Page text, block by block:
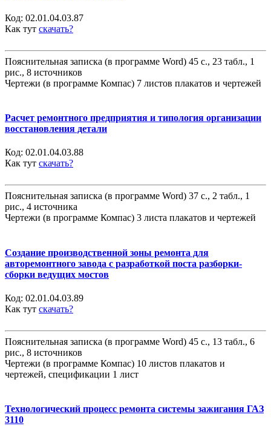
Код: 02.01.04.03.87
Как тут скачать?
Пояснительная записка (в программе Word) 45 с., 23 табл., 1
рис., 8 источников
Чертежи (в программе Компас) 7 листов плакатов и чертежей
Расчет ремонтного предприятия и типология организации
восстановления детали
Код: 02.01.04.03.88
Как тут скачать?
Пояснительная записка (в программе Word) 37 с., 2 табл., 1
рис., 4 источника
Чертежи (в программе Компас) 3 листа плакатов и чертежей
Создание производственной зоны ремонта для
авторемонтного завода с разработкой поста разборки-
сборки ведущих мостов
Код: 02.01.04.03.89
Как тут скачать?
Пояснительная записка (в программе Word) 45 с., 13 табл., 6
рис., 8 источников
Чертежи (в программе Компас) 10 листов плакатов и
чертежей, спецификации 1 лист
Технологический процесс ремонта системы зажигания ГАЗ
3110